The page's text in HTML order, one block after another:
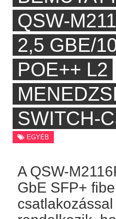
QSW-
2,5 GBE/
POE++ L2
SWITCH-
EGYÉB
A QSW-
GbE SFP+
csatlakozással